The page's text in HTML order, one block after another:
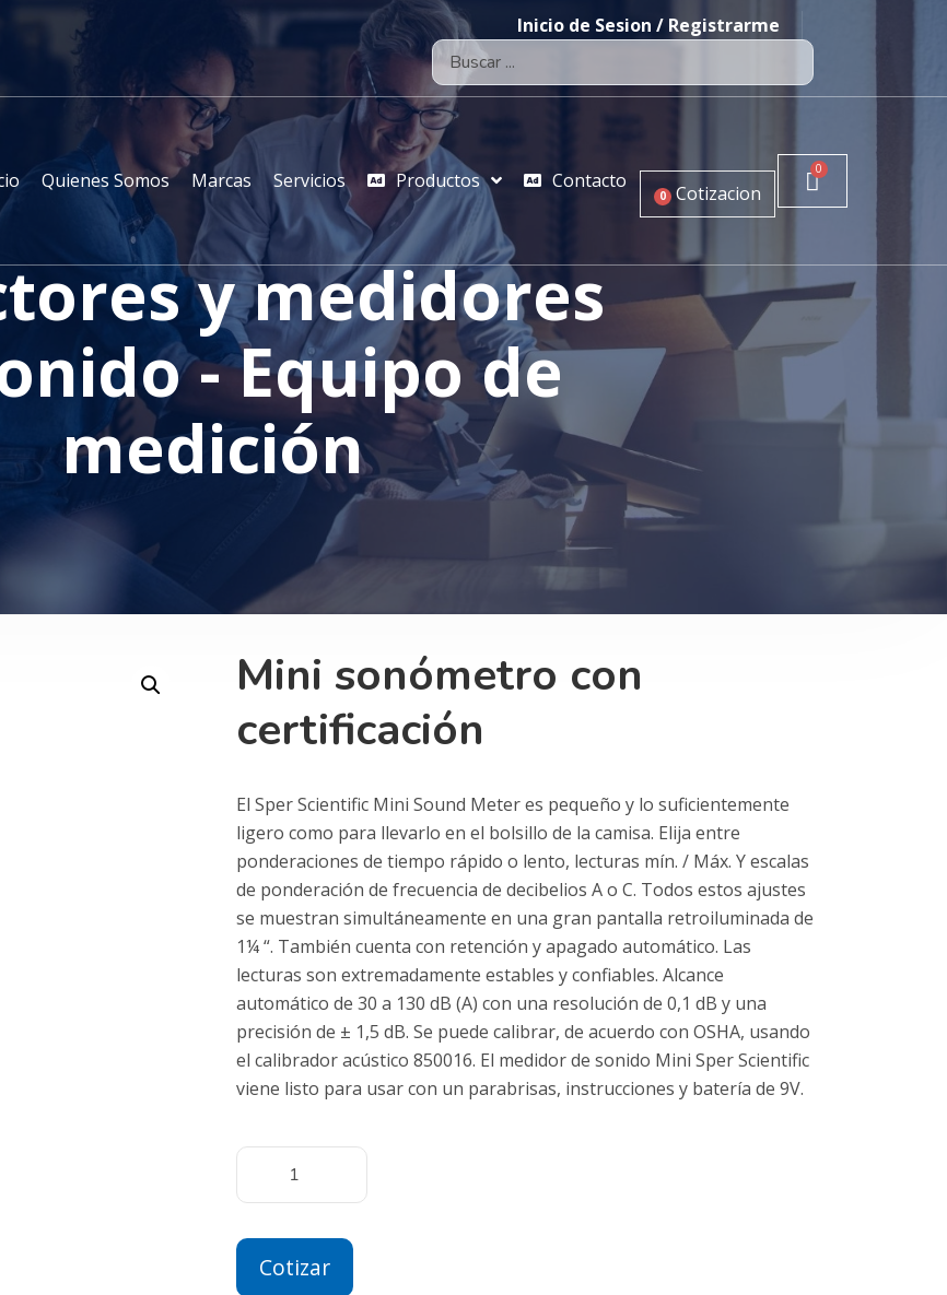
Inicio de Sesion / Registrarme
Quienes Somos Marcas Servicios Productos Contacto
0 Cotizacion
y medidores
- Equipo de
medición
Mini sonómetro con
certificación
El Sper Scientific Mini Sound Meter es pequeño y lo suficientemente
ligero como para llevarlo en el bolsillo de la camisa. Elija entre
ponderaciones de tiempo rápido o lento, lecturas mín. / Máx. Y escalas
de ponderación de frecuencia de decibelios A o C. Todos estos ajustes
se muestran simultáneamente en una gran pantalla retroiluminada de
1¼ “. También cuenta con retención y apagado automático. Las
lecturas son extremadamente estables y confiables. Alcance
automático de 30 a 130 dB (A) con una resolución de 0,1 dB y una
precisión de ± 1,5 dB. Se puede calibrar, de acuerdo con OSHA, usando
el calibrador acústico 850016. El medidor de sonido Mini Sper Scientific
viene listo para usar con un parabrisas, instrucciones y batería de 9V.
Cotizar